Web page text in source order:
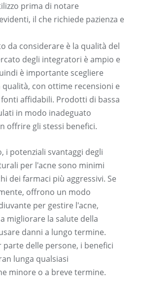
prima di notare
il che richiede pazienza e
da considerare è la qualità del
degli integratori è ampio e
è importante scegliere
con ottime recensioni e
affidabili. Prodotti di bassa
in modo inadeguato
offrire gli stessi benefici.
i potenziali svantaggi degli
per l'acne sono minimi
dei farmaci più aggressivi. Se
offrono un modo
per gestire l'acne,
migliorare la salute della
danni a lungo termine.
parte delle persone, i benefici
lunga qualsiasi
minore o a breve termine.